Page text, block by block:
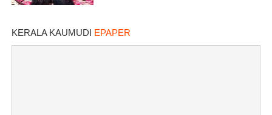
KERALA KAUMUDI EPAPER